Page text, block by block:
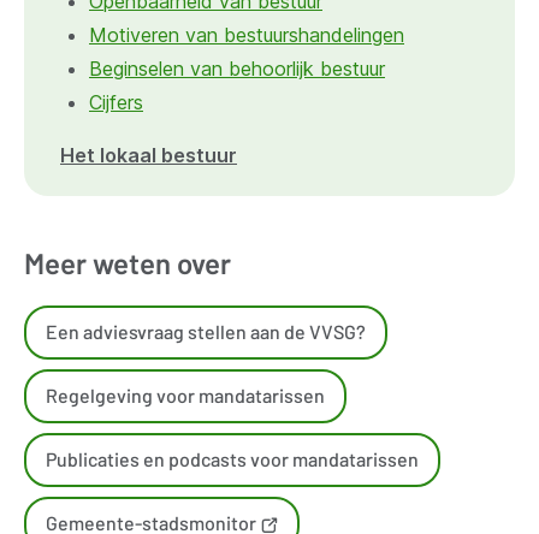
Motiveren van bestuurshandelingen
Beginselen van behoorlijk bestuur
Cijfers
Het lokaal bestuur
Meer weten over
Een adviesvraag stellen aan de VVSG?
Regelgeving voor mandatarissen
Publicaties en podcasts voor mandatarissen
Gemeente-stadsmonitor
(opent